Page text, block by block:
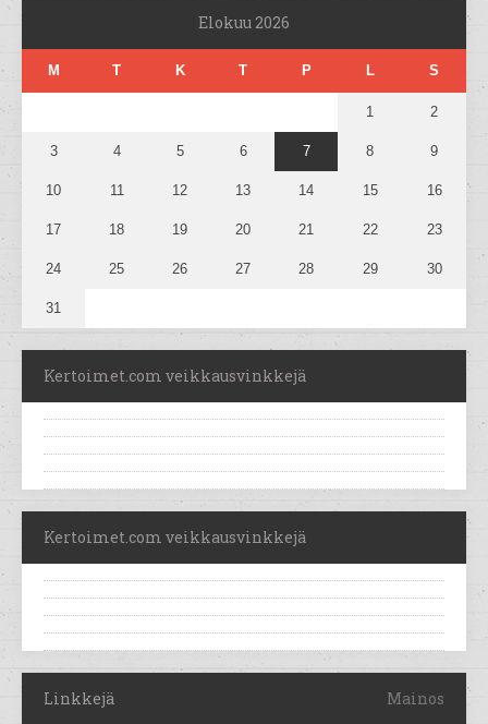
Elokuu 2026
M T K T P L S
1 2
3 4 5 6 7 8 9
10 11 12 13 14 15 16
17 18 19 20 21 22 23
24 25 26 27 28 29 30
31
Kertoimet.com veikkausvinkkejä
Kertoimet.com veikkausvinkkejä
Linkkejä Mainos